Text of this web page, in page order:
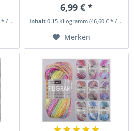
6,99 € *
Inhalt0.15 Kilogramm(46,60 € * / 1 Kilogramm)
Merken